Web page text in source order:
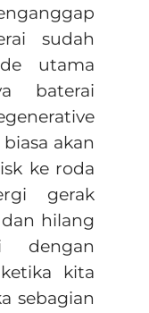
sudah
utama
baterai
akan
ke roda
gerak
hilang
dengan
kita
sebagian